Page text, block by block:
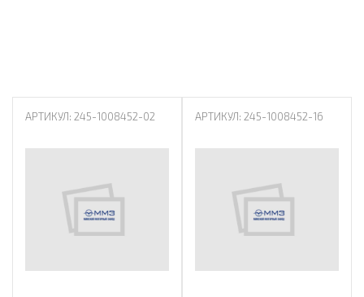
АРТИКУЛ: 245-1008452-02 АРТИКУЛ: 245-1008452-16